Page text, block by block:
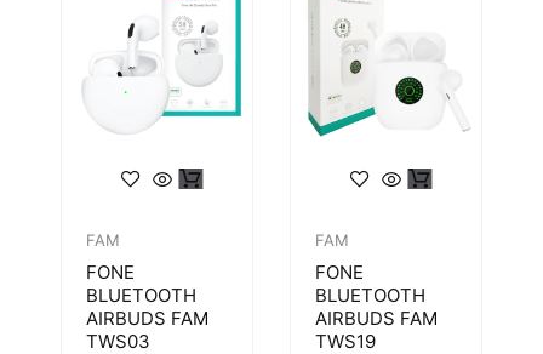
FAM
FONE
BLUETOOTH
AIRBUDS FAM
TWS03
FAM
FONE
BLUETOOTH
AIRBUDS FAM
TWS19